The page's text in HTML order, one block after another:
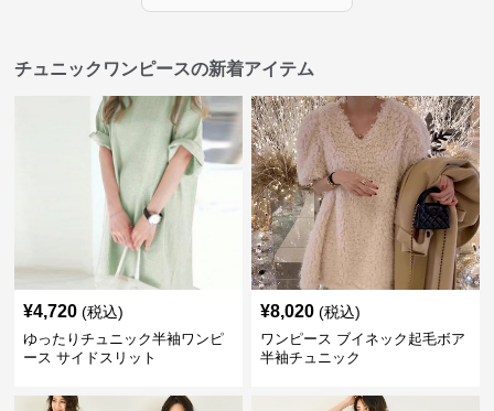
チュニックワンピースの新着アイテム
¥4,720 (税込)
ゆったりチュニック半袖ワンピ
ース サイドスリット
¥8,020 (税込)
ワンピース ブイネック起毛ボア
半袖チュニック